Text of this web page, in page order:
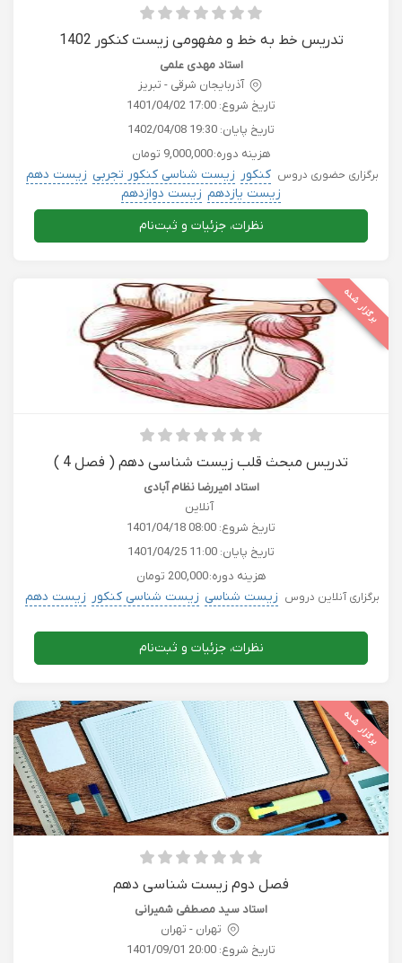
تدریس خط به خط و مفهومی زیست کنکور 1402
استاد مهدی علمی
آذربایجان شرقی - تبريز
تاریخ شروع: 1401/04/02 17:00
تاریخ پایان: 1402/04/08 19:30
هزینه دوره:9,000,000 تومان
برگزاری حضوری دروس کنکور زیست شناسی کنکور تجربی زیست دهم
زیست یازدهم زیست دوازدهم
نظرات، جزئیات و ثبت‌نام
برگزار شده
تدریس مبحث قلب زیست شناسی دهم ( فصل 4 )
استاد امیررضا نظام آبادی
آنلاین
تاریخ شروع: 1401/04/18 08:00
تاریخ پایان: 1401/04/25 11:00
هزینه دوره:200,000 تومان
برگزاری آنلاین دروس زیست شناسی زیست شناسی کنکور زیست دهم
نظرات، جزئیات و ثبت‌نام
برگزار شده
فصل دوم زیست شناسی دهم
استاد سید مصطفی شمیرانی
تهران - تهران
تاریخ شروع: 1401/09/01 20:00